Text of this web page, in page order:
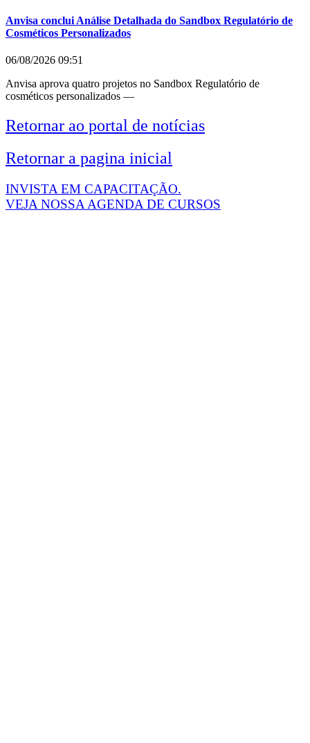
Anvisa conclui Análise Detalhada do Sandbox Regulatório de
Cosméticos Personalizados
06/08/2026 09:51
Anvisa aprova quatro projetos no Sandbox Regulatório de
cosméticos personalizados —
Retornar ao portal de notícias
Retornar a pagina inicial
INVISTA EM CAPACITAÇÃO.
VEJA NOSSA AGENDA DE CURSOS